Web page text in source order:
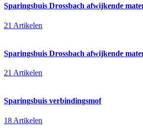
Sparingsbuis Drossbach afwijkende
21 Artikelen
Sparingsbuis Drossbach afwijkende
21 Artikelen
Sparingsbuis verbindingsmof
18 Artikelen